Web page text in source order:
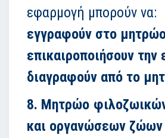
εφαρμογή μπορούν να:
εγγραφούν στο
επικαιροποιήσουν την
διαγραφούν από το
8. Μητρώο
και οργανώσεων ζώων